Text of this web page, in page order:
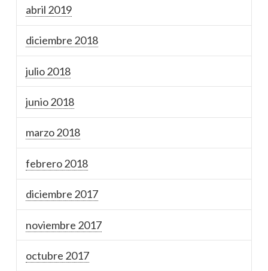
abril 2019
diciembre 2018
julio 2018
junio 2018
marzo 2018
febrero 2018
diciembre 2017
noviembre 2017
octubre 2017